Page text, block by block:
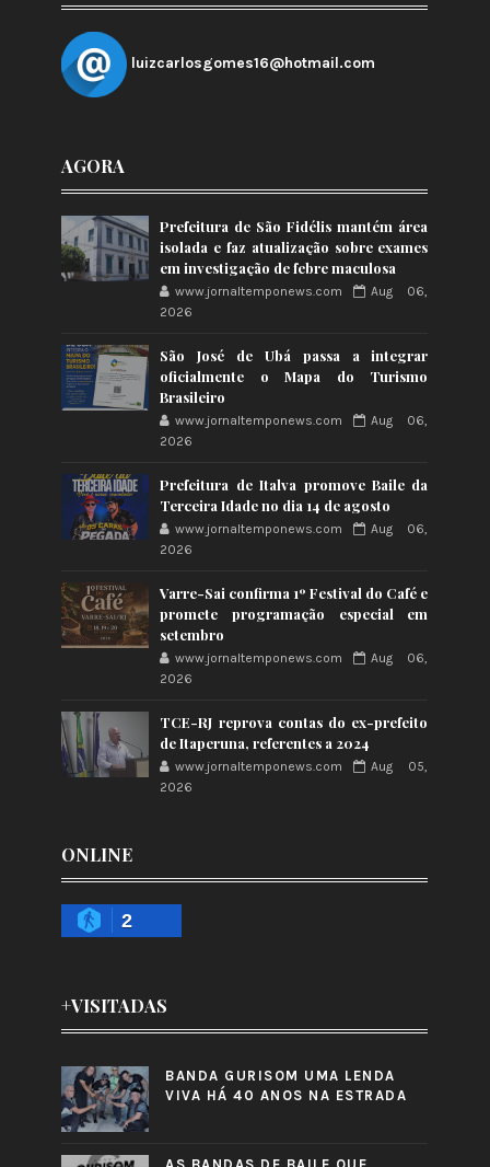
luizcarlosgomes16@hotmail.com
AGORA
Prefeitura de São Fidélis mantém área
isolada e faz atualização sobre exames
em investigação de febre maculosa
www.jornaltemponews.com
Aug 06,
2026
São José de Ubá passa a integrar
oficialmente o Mapa do Turismo
Brasileiro
www.jornaltemponews.com
Aug 06,
2026
Prefeitura de Italva promove Baile da
Terceira Idade no dia 14 de agosto
www.jornaltemponews.com
Aug 06,
2026
Varre-Sai confirma 1º Festival do Café e
promete programação especial em
setembro
www.jornaltemponews.com
Aug 06,
2026
TCE-RJ reprova contas do ex-prefeito
de Itaperuna, referentes a 2024
www.jornaltemponews.com
Aug 05,
2026
ONLINE
2
+VISITADAS
BANDA GURISOM UMA LENDA
VIVA HÁ 40 ANOS NA ESTRADA